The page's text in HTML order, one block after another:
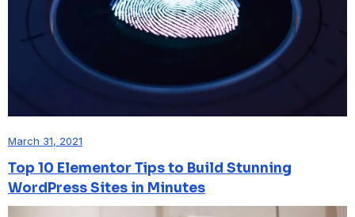
March 31, 2021
Top 10 Elementor Tips to Build Stunning
WordPress Sites in Minutes